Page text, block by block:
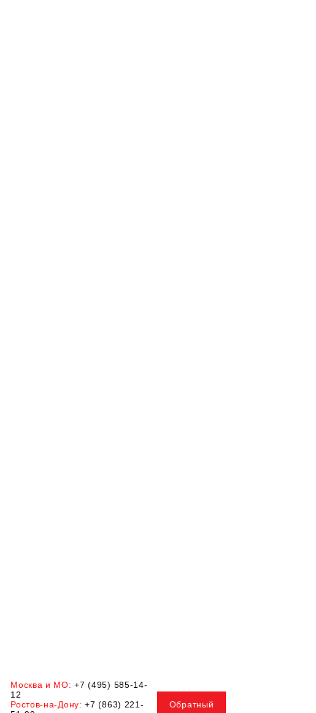
Москва и МО:+7 (495) 585-14-
12
Ростов-на-Дону:+7 (863) 221-
Обратный